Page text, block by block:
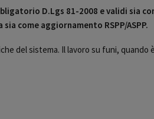
D.Lgs 81-2008 e validi sia
come aggiornamento RSPP/ASPP.
del sistema. Il lavoro su funi, quando